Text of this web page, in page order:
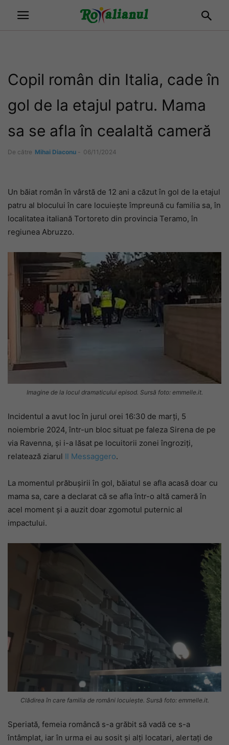
Copil român din Italia, cade în
gol de la etajul patru. Mama
sa se afla în cealaltă cameră
De către Mihai Diaconu - 06/11/2024
Un băiat român în vârstă de 12 ani a căzut în gol de la etajul
patru al blocului în care locuiește împreună cu familia sa, în
localitatea italiană Tortoreto din provincia Teramo, în
regiunea Abruzzo.
Imagine de la locul dramaticului episod. Sursă foto: emmelle.it.
Incidentul a avut loc în jurul orei 16:30 de marți, 5
noiembrie 2024, într-un bloc situat pe faleza Sirena de pe
via Ravenna, și i-a lăsat pe locuitorii zonei îngroziți,
relatează ziarul Il Messaggero.
La momentul prăbușirii în gol, băiatul se afla acasă doar cu
mama sa, care a declarat că se afla într-o altă cameră în
acel moment și a auzit doar zgomotul puternic al
impactului.
Clădirea în care familia de români locuiește. Sursă foto: emmelle.it.
Speriată, femeia româncă s-a grăbit să vadă ce s-a
întâmplat, iar în urma ei au sosit și alți locatari, alertați de